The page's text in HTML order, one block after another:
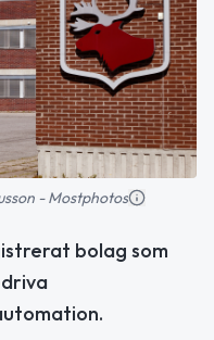
- Mostphotos
bolag som